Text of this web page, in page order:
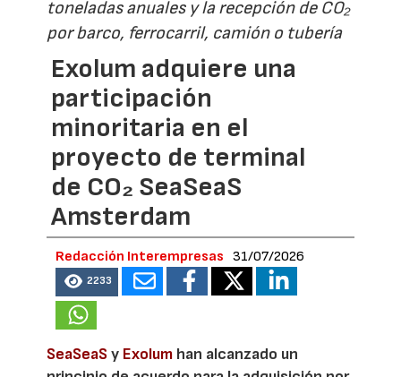
toneladas anuales y la recepción de CO₂
por barco, ferrocarril, camión o tubería
Exolum adquiere una
participación
minoritaria en el
proyecto de terminal
de CO₂ SeaSeaS
Amsterdam
Redacción Interempresas 31/07/2026
2233
SeaSeaSy Exolum han alcanzado un